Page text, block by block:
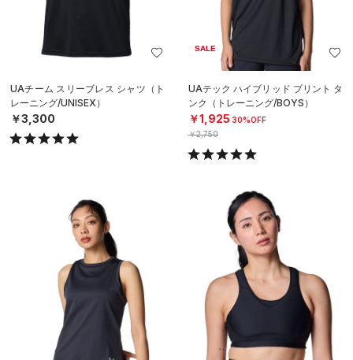
UAチーム スリーブレス シャツ（ト
レーニング/UNISEX）
￥3,300
SALE
UAテック ハイブリッド プリント タ
ンク（トレーニング/BOYS）
￥1,925 30%OFF
￥2,750